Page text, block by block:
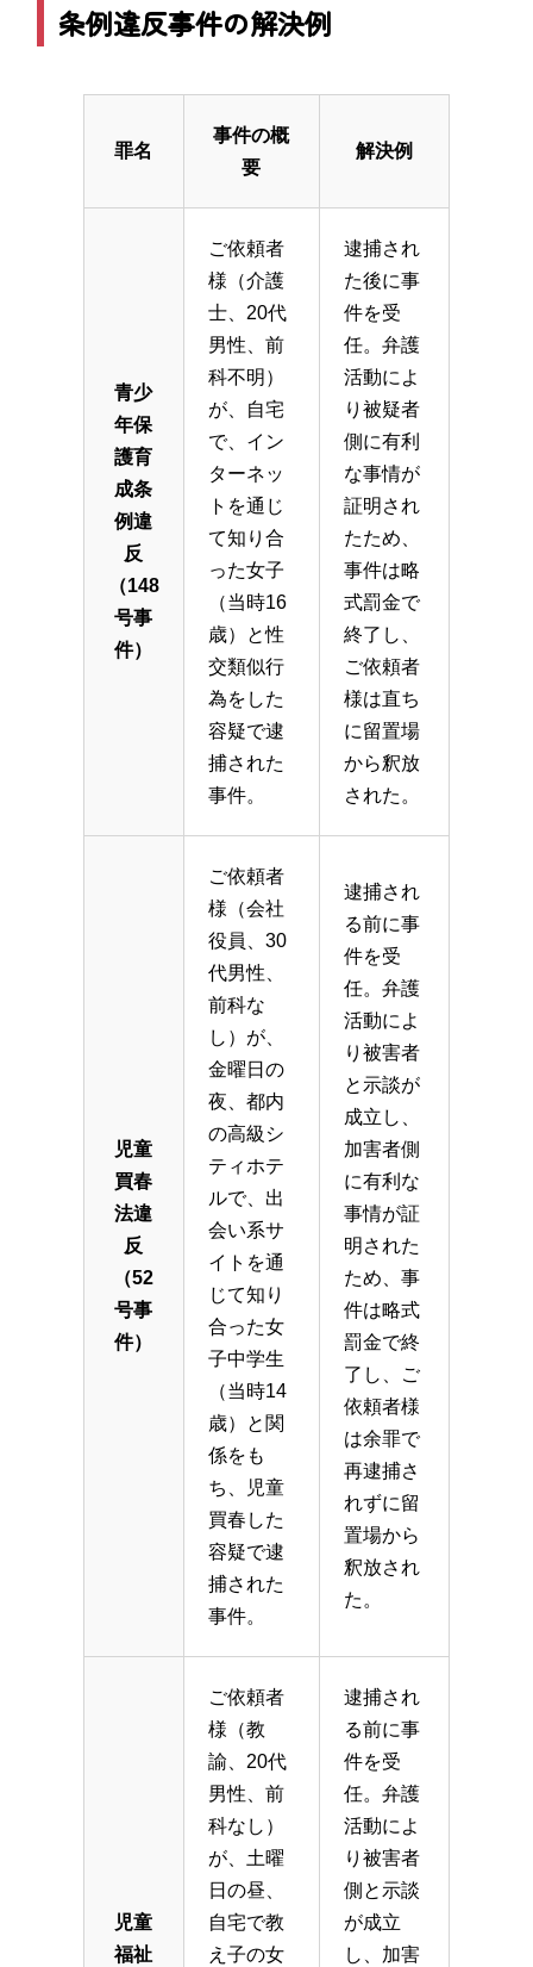
条例違反事件の解決例
罪名
事件の概
要
解決例
青少
年保
護育
成条
例違
反
（148
号事
件）
ご依頼者
様（介護
士、20代
男性、前
科不明）
が、自宅
で、イン
ターネッ
トを通じ
て知り合
った女子
（当時16
歳）と性
交類似行
為をした
容疑で逮
捕された
事件。
逮捕され
た後に事
件を受
任。弁護
活動によ
り被疑者
側に有利
な事情が
証明され
たため、
事件は略
式罰金で
終了し、
ご依頼者
様は直ち
に留置場
から釈放
された。
児童
買春
法違
反
（52
号事
件）
ご依頼者
様（会社
役員、30
代男性、
前科な
し）が、
金曜日の
夜、都内
の高級シ
ティホテ
ルで、出
会い系サ
イトを通
じて知り
合った女
子中学生
（当時14
歳）と関
係をも
ち、児童
買春した
容疑で逮
捕された
事件。
逮捕され
る前に事
件を受
任。弁護
活動によ
り被害者
と示談が
成立し、
加害者側
に有利な
事情が証
明された
ため、事
件は略式
罰金で終
了し、ご
依頼者様
は余罪で
再逮捕さ
れずに留
置場から
釈放され
た。
児童
福祉
ご依頼者
様（教
諭、20代
男性、前
科なし）
が、土曜
日の昼、
自宅で教
え子の女
逮捕され
る前に事
件を受
任。弁護
活動によ
り被害者
側と示談
が成立
し、加害